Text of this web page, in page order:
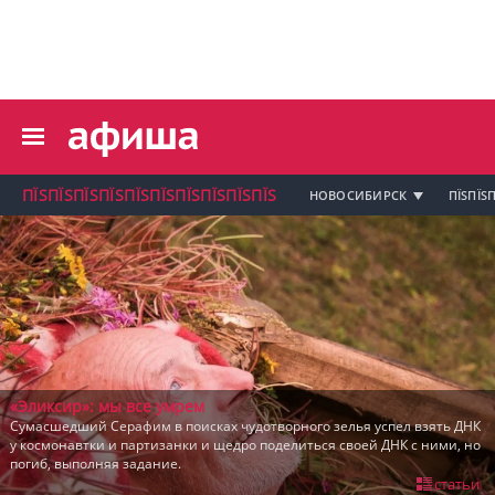
пїЅпїЅпїЅпїЅпїЅпїЅпїЅпїЅ
пїЅпїЅпїЅпїЅпїЅпїЅпїЅ
пїЅпїЅпїЅ пїЅпїЅпїЅпїЅпїЅпїЅпїЅ пїЅпїЅ
пїЅпїЅпїЅпїЅпїЅ
пїЅпїЅпїЅ пїЅпїЅпїЅпїЅпїЅпїЅпїЅ
пїЅпїЅпїЅпїЅпїЅ
пїЅпїЅпїЅ пїЅпїЅпїЅпїЅпїЅпїЅпїЅ
пїЅпїЅпїЅ
пїЅпїЅпїЅ
пїЅпїЅпїЅпїЅпїЅпїЅпїЅпїЅпїЅ
пїЅпїЅпїЅ пїЅпїЅпїЅпїЅпїЅ
пїЅпїЅпїЅ пїЅпїЅпїЅпїЅпїЅпїЅ
пїЅпїЅпїЅпїЅпїЅ
ПЇЅПЇЅПЇЅПЇЅПЇЅПЇЅПЇЅПЇЅПЇЅПЇЅ НОВОСИБИРСК
«Эликсир»: мы все умрем
Сумасшедший Серафим в поисках чудотворного зелья успел взять ДНК
у космонавтки и партизанки и щедро поделиться своей ДНК с ними, но
погиб, выполняя задание.
статьи